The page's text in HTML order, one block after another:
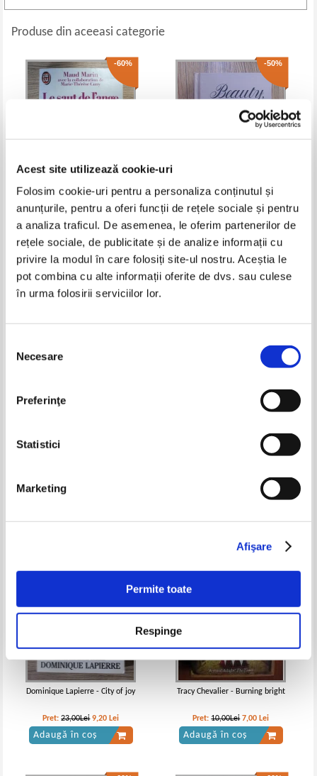
Acest site utilizează cookie-uri
Folosim cookie-uri pentru a personaliza conținutul și
anunțurile, pentru a oferi funcții de rețele sociale și pentru
a analiza traficul. De asemenea, le oferim partenerilor de
rețele sociale, de publicitate și de analize informații cu
privire la modul în care folosiți site-ul nostru. Aceștia le
pot combina cu alte informații oferite de dvs. sau culese
în urma folosirii serviciilor lor.
consimțământului
Necesare
Preferinţe
Statistici
Marketing
Afişare
Permite toate
Respinge
Produse din aceeasi categorie
-60%
Maud Marin - Le saut de l'ange
Pret:18,00Lei 7,20 Lei
Adaugă în coș
-50%
Beauty, what it is and how to
retain it. By a Lady
Pret:12,00Lei 6,00 Lei
Adaugă în coș
Adaugă în coș
Chuck Bainbridge - The hard
Lei
Dominique Lapierre - City of joy
Pret:23,00Lei 9,20 Lei
Adaugă în coș
Tracy Chevalier - Burning bright
Pret:10,00Lei 7,00 Lei
Adaugă în coș